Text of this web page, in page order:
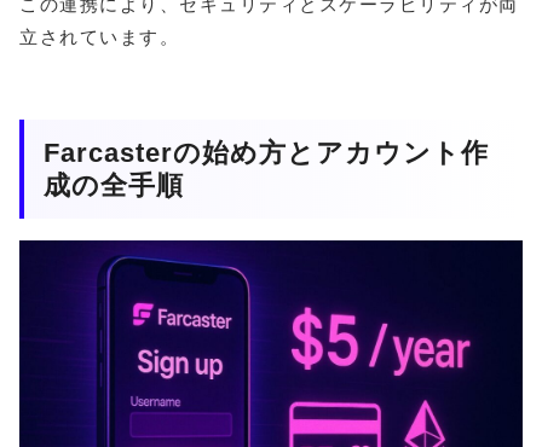
この連携により、セキュリティとスケーラビリティが両
立されています。
Farcasterの始め方とアカウント作
成の全手順